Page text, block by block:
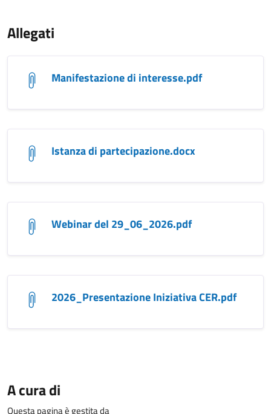
Allegati
Manifestazione di interesse.pdf
Istanza di partecipazione.docx
Webinar del 29_06_2026.pdf
2026_Presentazione Iniziativa CER.pdf
A cura di
Questa pagina è gestita da